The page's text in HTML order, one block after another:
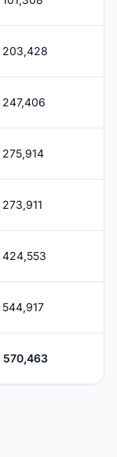
203,428
424,553
570,463